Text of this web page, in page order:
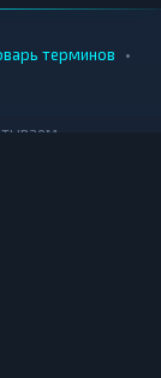
терминов •